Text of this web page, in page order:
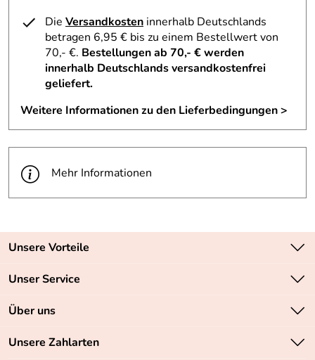
Die Versandkosten innerhalb Deutschlands
betragen 6,95 € bis zu einem Bestellwert von
70,- €. Bestellungen ab 70,- € werden
innerhalb Deutschlands versandkostenfrei
geliefert.
Weitere Informationen zu den Lieferbedingungen >
Mehr Informationen
Unsere Vorteile
Zahlungsarten: Vorkasse, PayPal, PayPal Express
Unser Service
Kontakt
Retourenabwicklung
Über uns
Unsere Bestseller
Unsere Zahlarten